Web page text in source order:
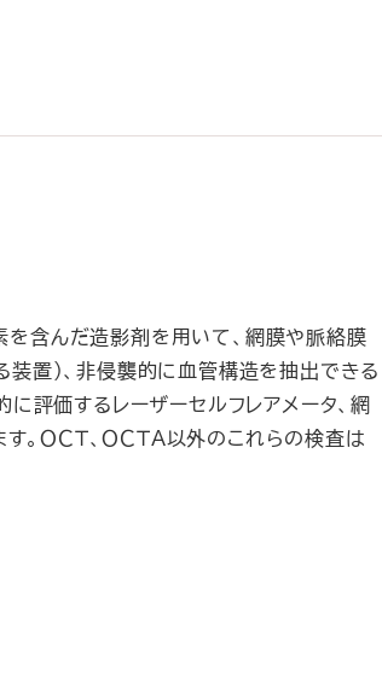
を含んだ造影剤を用いて、網膜や脈絡膜
置）、非侵襲的に血管構造を抽出できる
価するレーザーセルフレアメータ、網
ＯＣＴ、ＯＣＴＡ以外のこれらの検査は